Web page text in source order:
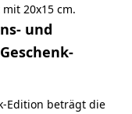
20x15 cm.
und
Edition beträgt die